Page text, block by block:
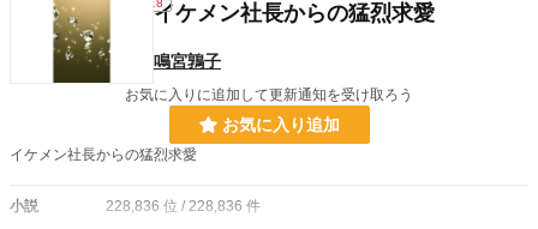
イケメン社長からの猛烈求愛
鳴宮鶉子
お気に入りに追加して更新通知を受け取ろう
お気に入り追加
イケメン社長からの猛烈求愛
小説 228,836 位 / 228,836 件